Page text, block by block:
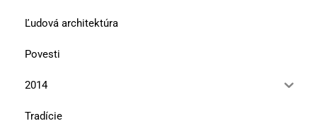
Ľudová architektúra
Povesti
2014
Tradície